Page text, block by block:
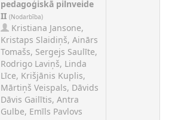
pedagoģiskā pilnveide
II (Nodarbība)
Kristiana Jansone,
Kristaps Slaidiņš, Ainārs
Tomašs, Sergejs Saulīte,
Rodrigo Laviņš, Linda
Līce, Krišjānis Kuplis,
Mārtiņš Veispals, Dāvids
Dāvis Gailītis, Antra
Gulbe, Emīls Pavlovs